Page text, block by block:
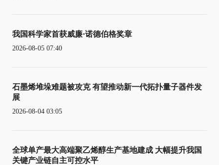
我国科学家首获威廉·诺德伯格奖章
2026-08-05 07:40
石墨烯堆垛难题被攻克 有望推动新一代拓扑量子器件发
展
2026-08-04 03:05
全球单产最大高端聚乙烯醇生产基地建成 大幅提升我国
关键产业链自主可控水平